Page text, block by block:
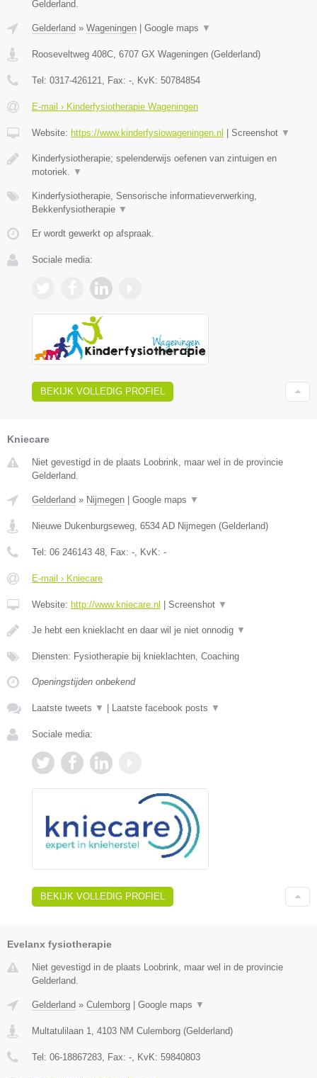
Gelderland.
Gelderland » Wageningen Google maps ▼
Rooseveltweg 408C, 6707 GX Wageningen (Gelderland)
Tel: 0317-426121, Fax: -, KvK: 50784854
E-mail › Kinderfysiotherapie Wageningen
Website: https://www.kinderfysiowageningen.nl Screenshot ▼
Kinderfysiotherapie; spelenderwijs oefenen van zintuigen en
motoriek. ▼
Kinderfysiotherapie, Sensorische informatieverwerking,
Bekkenfysiotherapie ▼
Er wordt gewerkt op afspraak.
Sociale media:
BEKIJK VOLLEDIG PROFIEL
Kniecare
Niet gevestigd in de plaats Loobrink, maar wel in de provincie
Gelderland.
Gelderland » Nijmegen | Google maps ▼
Nieuwe Dukenburgseweg 6534 AD Nijmegen (Gelderland)
Tel: 06 246143 48 , Fax: - , KvK: -
E-mail › Kniecare
Website: http://www.kniecare.nl | Screenshot ▼
Je hebt een knieklacht en daar wil je niet onnodig ▼
Diensten: Fysiotherapie bij knieklachten, Coaching
Openingstijden onbekend
Laatste tweets ▼ | Laatste facebook posts ▼
Sociale media:
BEKIJK VOLLEDIG PROFIEL
Evelanx fysiotherapie
Niet gevestigd in de plaats Loobrink, maar wel in de provincie
Gelderland.
Gelderland » Culemborg | Google maps ▼
Multatulilaan 1 4103 NM Culemborg (Gelderland)
Tel: 06-18867283 , Fax: - , KvK: 59840803